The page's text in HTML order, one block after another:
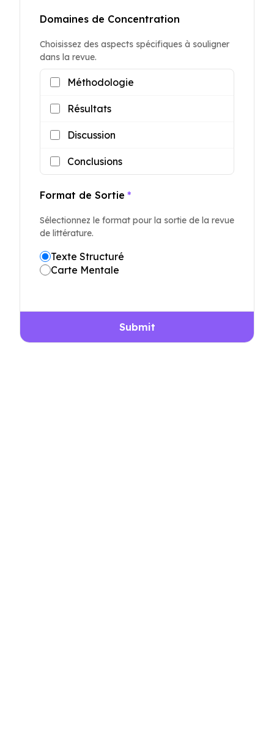
Domaines de Concentration
Choisissez des aspects spécifiques à souligner
dans la revue.
Méthodologie
Résultats
Discussion
Conclusions
Format de Sortie *
Sélectionnez le format pour la sortie de la revue
de littérature.
Texte Structuré
Carte Mentale
Submit